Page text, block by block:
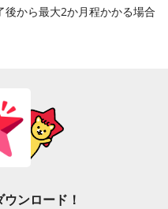
後から最大2か月程かかる場合
ンロード！